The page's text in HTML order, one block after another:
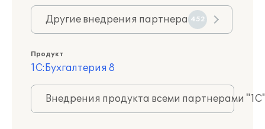
Другие внедрения партнера 452
Продукт
1С:Бухгалтерия 8
Внедрения продукта всеми партнерами